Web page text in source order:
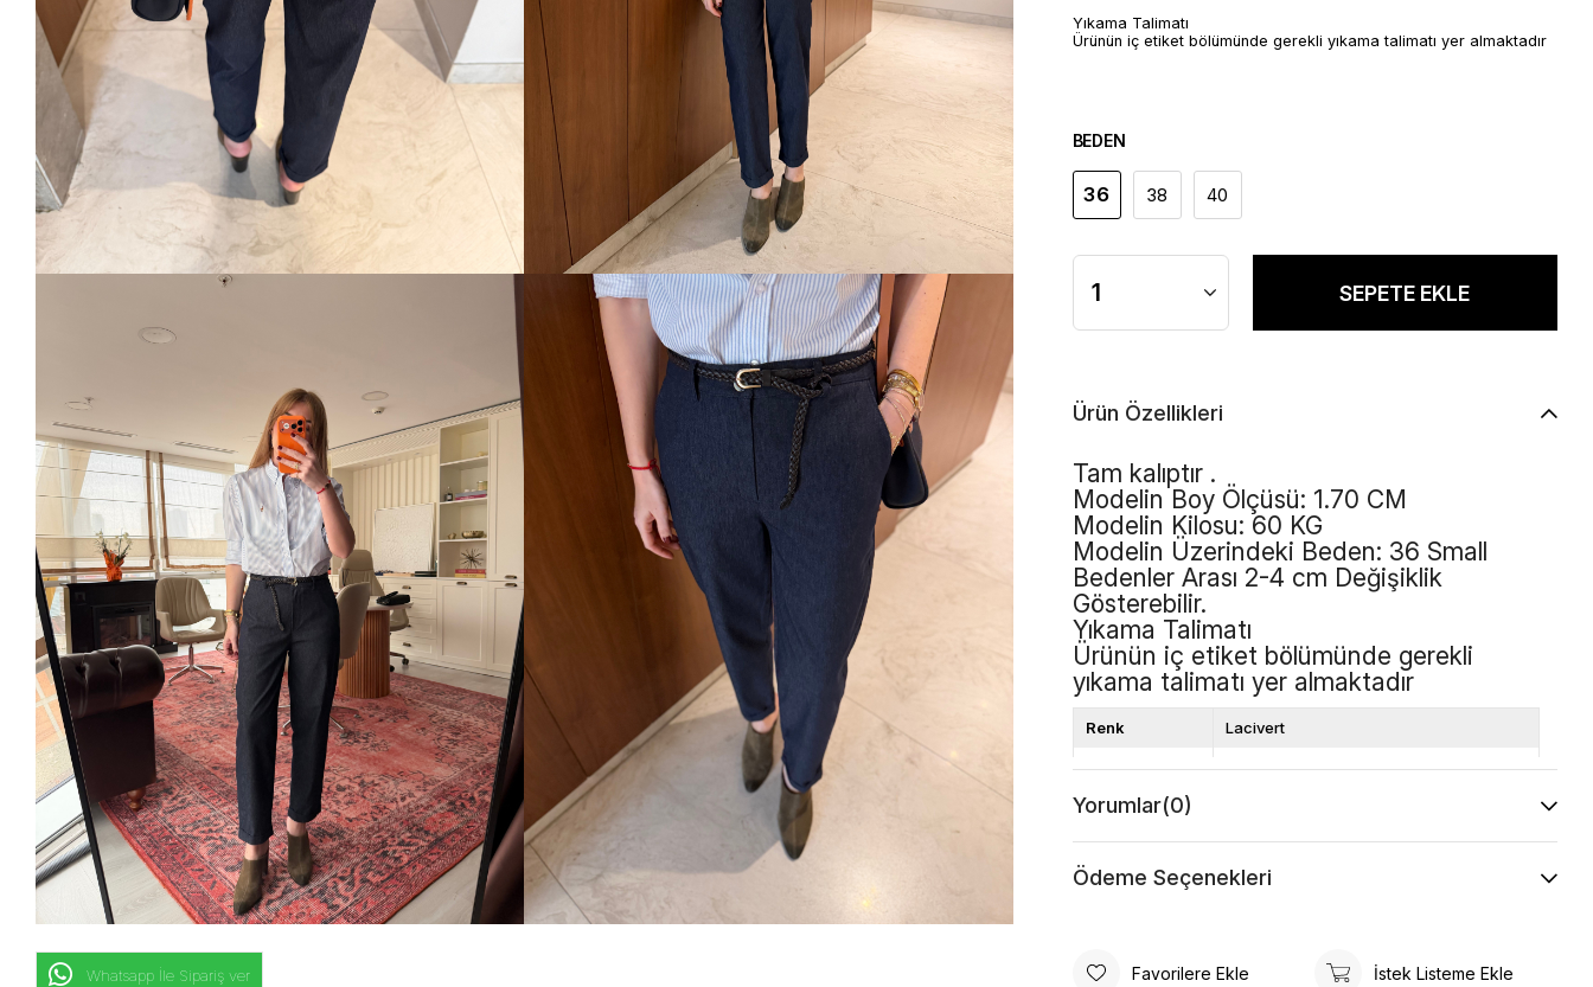
Whatsapp İle Sipariş ver
Yıkama Talimatı
Ürünün iç etiket bölümünde gerekli yıkama talimatı yer almaktadır
BEDEN
36 38 40
Ürün Özellikleri
Tam kalıptır .
Modelin Boy Ölçüsü: 1.70 CM
Modelin Kilosu: 60 KG
Modelin Üzerindeki Beden: 36 Small
Bedenler Arası 2-4 cm Değişiklik
Gösterebilir.
Yıkama Talimatı
Ürünün iç etiket bölümünde gerekli
yıkama talimatı yer almaktadır
Renk Lacivert
Kalıp Bol Kalıp
Boy
Desen Düz
Yorumlar(0)
Ödeme Seçenekleri
Favorilere Ekle İstek Listeme Ekle